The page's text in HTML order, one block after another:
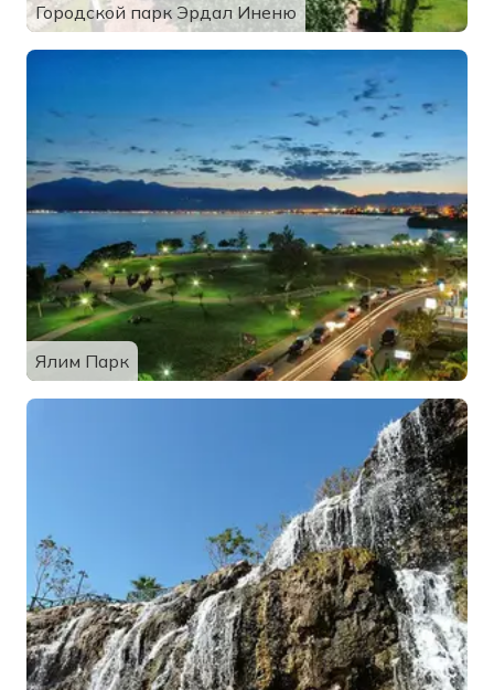
Городской парк Эрдал Иненю
Ялим Парк